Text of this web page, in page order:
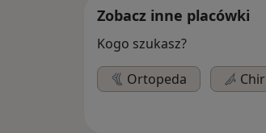
Zobacz inne placówki
Kogo szukasz?
Ortopeda